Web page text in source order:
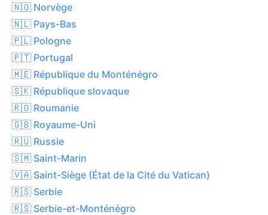
🇳🇴 Norvège
🇳🇱 Pays-Bas
🇵🇱 Pologne
🇵🇹 Portugal
🇲🇪 République du Monténégro
🇸🇰 République slovaque
🇷🇴 Roumanie
🇬🇧 Royaume-Uni
🇷🇺 Russie
🇸🇲 Saint-Marin
🇻🇦 Saint-Siège (État de la Cité du Vatican)
🇷🇸 Serbie
🇷🇸 Serbie-et-Monténégro